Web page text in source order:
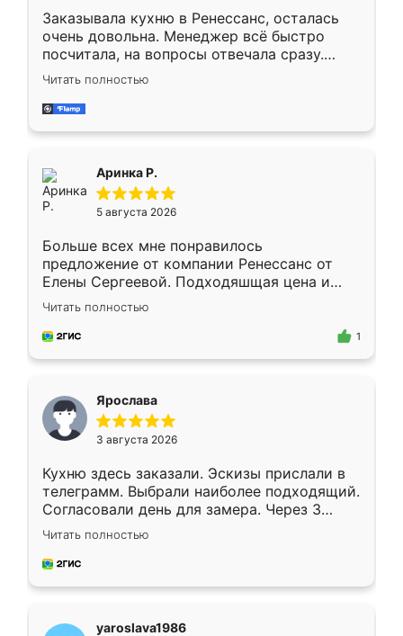
Заказывала кухню в Ренессанс, осталась
очень довольна. Менеджер всё быстро
посчитала, на вопросы отвечала сразу.
Замерщик приехал в субботу, подошёл к
делу со всей ответственностью. Собрали
за день, ребята работали аккуратно, даже
Читать полностью
Аринка Р.
5 августа 2026
Больше всех мне понравилось
предложение от компании Ренессанс от
Елены Сергеевой. Подходяшщая цена и
короткие сроки изготовления. Приехавший
для замера сотрудник Владислав
предложил по моему эскизу самый
Читать полностью
1
Ярослава
3 августа 2026
Кухню здесь заказали. Эскизы прислали в
телеграмм. Выбрали наиболее подходящий.
Согласовали день для замера. Через 3
недели кухня была уже готова. Остались
довольны работой. Спасибо Ренессанс
мебель за качественную работу!
Читать полностью
yaroslava1986